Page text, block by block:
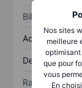
Nos sites
meilleure
que pour
vous
En
Bilan
Actif total
Dette totale
Ratios